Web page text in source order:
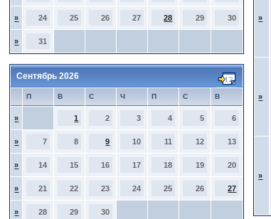
» 24 25 26 27 28 29 30
» 31
Сентябрь 2026
П В С Ч П С В
» 1 2 3 4 5 6
» 7 8 9 10 11 12 13
» 14 15 16 17 18 19 20
» 21 22 23 24 25 26 27
» 28 29 30
»
»
»